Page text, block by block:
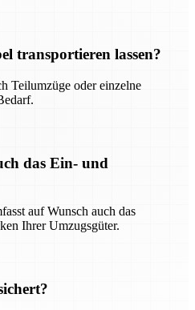
transportieren lassen?
Teilumzüge oder einzelne
das Ein- und
auf Wunsch auch das
Ihrer Umzugsgüter.